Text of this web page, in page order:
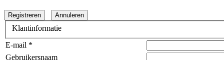
Registreren Annuleren
Klantinformatie
E-mail *
Gebruikersnaam